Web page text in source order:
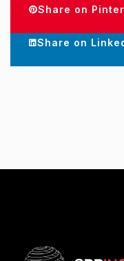
Share on
Share on